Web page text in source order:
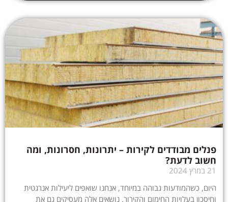
פנלים מבודדים לקירות – יתרונות, חסרונות, ומה
חשוב לדעת?
21 במרץ 2024
היום, כשהמודעות גבוהה במיוחד, אנחנו שואפים ליעילות אנרגטית
וחיסכון בעלויות החימום והקירור. נושאים אלה מעסיקים גם את